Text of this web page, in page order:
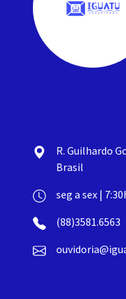
R. Guilhardo
Brasil
seg a sex |
(88)3581.6563